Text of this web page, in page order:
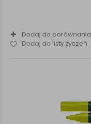
Dodaj do porównania
Dodaj do listy życzeń